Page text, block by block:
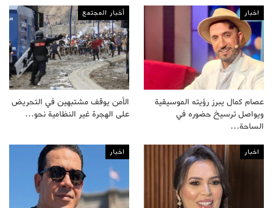
اخبار
عصام كمال يبرز رؤيته الموسيقية
ويواصل ترسيخ حضوره في
الساحة…
أخبار المجتمع
الأمن يوقف مشتبهين في التحريض
على الهجرة غير النظامية نحو…
اخبار اخبار